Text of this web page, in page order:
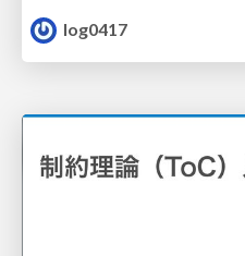
log0417